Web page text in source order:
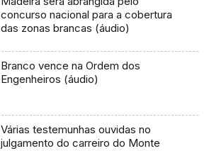
concurso nacional para a cobertura
das zonas brancas (áudio)
Branco vence na Ordem dos
Engenheiros (áudio)
Várias testemunhas ouvidas no
julgamento do carreiro do Monte